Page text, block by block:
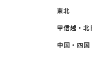
東北
甲信越・北
中国・四国